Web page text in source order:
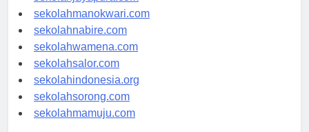
sekolahjayapura.com
sekolahmanokwari.com
sekolahnabire.com
sekolahwamena.com
sekolahsalor.com
sekolahindonesia.org
sekolahsorong.com